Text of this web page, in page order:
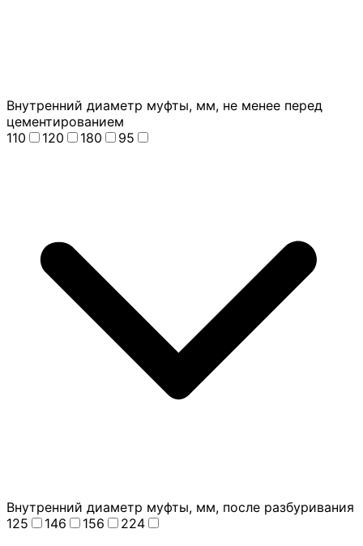
Внутренний диаметр муфты, мм, не менее перед
цементированием
110
120 180 95
Внутренний диаметр муфты, мм, после разбуривания
125
146 156 224